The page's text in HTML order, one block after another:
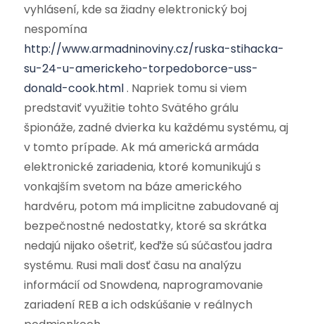
vyhlásení, kde sa žiadny elektronický boj
nespomína
http://www.armadninoviny.cz/ruska-stihacka-
su-24-u-americkeho-torpedoborce-uss-
donald-cook.html. Napriek tomu si viem
predstaviť využitie tohto Svätého grálu
špionáže, zadné dvierka ku každému systému, aj
v tomto prípade. Ak má americká armáda
elektronické zariadenia, ktoré komunikujú s
vonkajším svetom na báze amerického
hardvéru, potom má implicitne zabudované aj
bezpečnostné nedostatky, ktoré sa skrátka
nedajú nijako ošetriť, keďže sú súčasťou jadra
systému. Rusi mali dosť času na analýzu
informácií od Snowdena, naprogramovanie
zariadení REB a ich odskúšanie v reálnych